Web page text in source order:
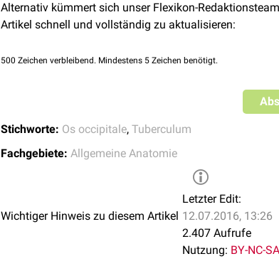
Alternativ kümmert sich unser Flexikon-
Artikel schnell und vollständig zu aktualisieren:
500 Zeichen verbleibend. Mindestens 5 Zeichen benötigt.
Stichworte: Os occipitale, Tuberculum
Fachgebiete: Allgemeine Anatomie
Wichtiger Hinweis zu diesem Artikel
Letzter Edit:
12.07.2016, 13:26
2.407 Aufrufe
Nutzung: BY-NC-SA